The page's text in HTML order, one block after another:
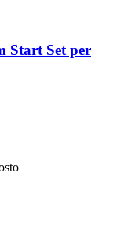
Start Set per